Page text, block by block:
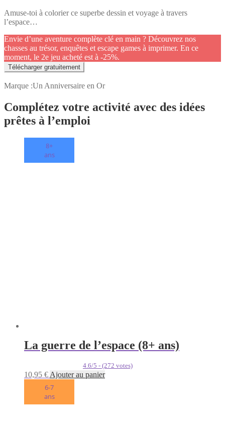
Amuse-toi à colorier ce superbe dessin et voyage à travers
l’espace…
Envie d’une aventure complète clé en main ? Découvrez nos
chasses au trésor, enquêtes et escape games à imprimer. En ce
moment, le 2e jeu acheté est à -25%.
Télécharger gratuitement
Marque :Un Anniversaire en Or
Complétez votre activité avec des idées
prêtes à l’emploi
8+
ans
La guerre de l’espace (8+ ans)
4.6/5 - (272 votes)
10,95 € Ajouter au panier
6-7
ans